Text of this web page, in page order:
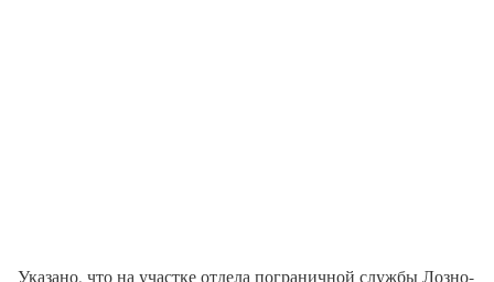
Указано, что на участке отдела пограничной службы Лозно-